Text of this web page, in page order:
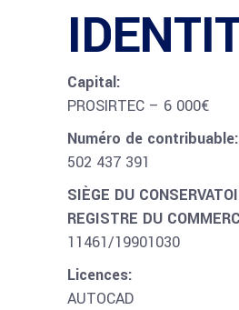
Capital:
PROSIRTEC – 6 000€
Numéro de contribuable:
502 437 391
SIÈGE DU
REGISTRE DU
11461/19901030
Licences:
AUTOCAD